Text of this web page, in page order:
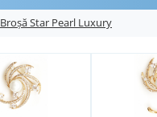
Broşă Star Pearl Luxury